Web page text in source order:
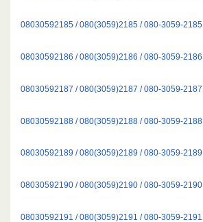
08030592185 / 080(3059)2185 / 080-3059-2185
08030592186 / 080(3059)2186 / 080-3059-2186
08030592187 / 080(3059)2187 / 080-3059-2187
08030592188 / 080(3059)2188 / 080-3059-2188
08030592189 / 080(3059)2189 / 080-3059-2189
08030592190 / 080(3059)2190 / 080-3059-2190
08030592191 / 080(3059)2191 / 080-3059-2191